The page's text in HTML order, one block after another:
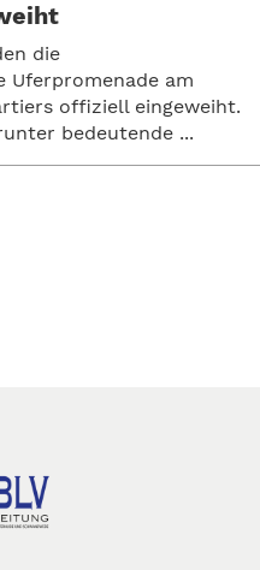
die
Uferpromenade am
offiziell eingeweiht.
bedeutende ...